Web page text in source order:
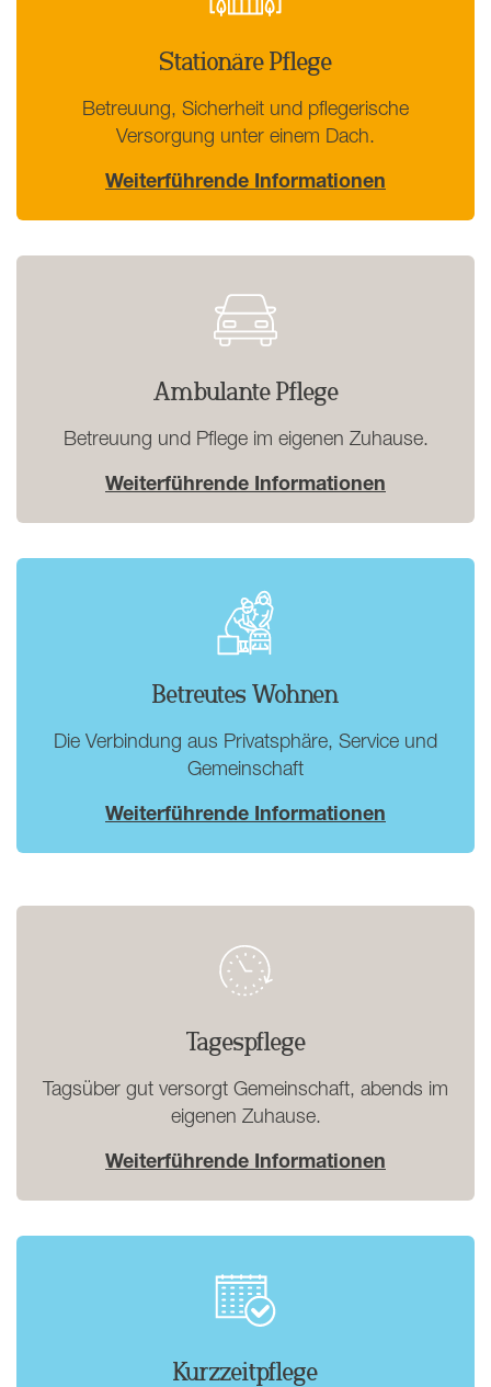
Stationäre Pflege
Betreuung, Sicherheit und pflegerische
Versorgung unter einem Dach.
Weiterführende Informationen
Ambulante Pflege
Betreuung und Pflege im eigenen Zuhause.
Weiterführende Informationen
Betreutes Wohnen
Die Verbindung aus Privatsphäre, Service und
Gemeinschaft
Weiterführende Informationen
Tagespflege
Tagsüber gut versorgt Gemeinschaft, abends im
eigenen Zuhause.
Weiterführende Informationen
Kurzzeitpflege